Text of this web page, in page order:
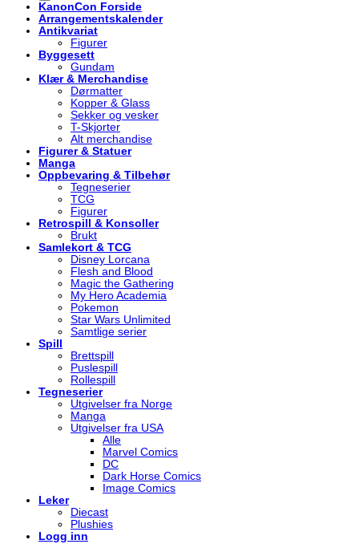
KanonCon Forside
Arrangementskalender
Antikvariat
Figurer
Byggesett
Gundam
Klær & Merchandise
Dørmatter
Kopper & Glass
Sekker og vesker
T-Skjorter
Alt merchandise
Figurer & Statuer
Manga
Oppbevaring & Tilbehør
Tegneserier
TCG
Figurer
Retrospill & Konsoller
Brukt
Samlekort & TCG
Disney Lorcana
Flesh and Blood
Magic the Gathering
My Hero Academia
Pokemon
Star Wars Unlimited
Samtlige serier
Spill
Brettspill
Puslespill
Rollespill
Tegneserier
Utgivelser fra Norge
Manga
Utgivelser fra USA
Alle
Marvel Comics
DC
Dark Horse Comics
Image Comics
Leker
Diecast
Plushies
Logg inn